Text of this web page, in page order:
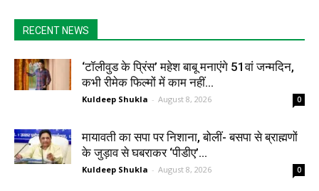
RECENT NEWS
‘टॉलीवुड के प्रिंस’ महेश बाबू मनाएंगे 51वां जन्मदिन,
कभी रीमेक फिल्मों में काम नहीं...
Kuldeep Shukla - August 8, 2026 0
मायावती का सपा पर निशाना, बोलीं- बसपा से ब्राह्मणों
के जुड़ाव से घबराकर ‘पीडीए’...
Kuldeep Shukla - August 8, 2026 0